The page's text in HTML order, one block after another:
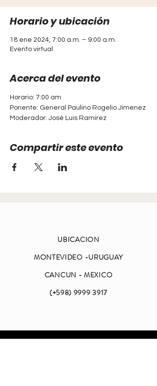
Horario y ubicación
18 ene 2024, 7:00 a.m. – 9:00 a.m.
Evento virtual
Acerca del evento
Horario: 7:00 am
Ponente: General Paulino Rogelio Jimenez
Moderador: José Luis Ramirez
Compartir este evento
UBICACION
MONTEVIDEO -URUGUAY
CANCUN - MEXICO
(+598) 9999 3917